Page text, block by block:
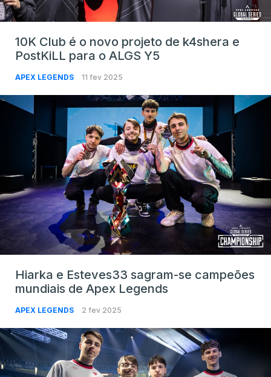
10K Club é o novo projeto de k4shera e
PostKiLL para o ALGS Y5
APEX LEGENDS 11 fev 2025
Hiarka e Esteves33 sagram-se campeões
mundiais de Apex Legends
APEX LEGENDS 2 fev 2025